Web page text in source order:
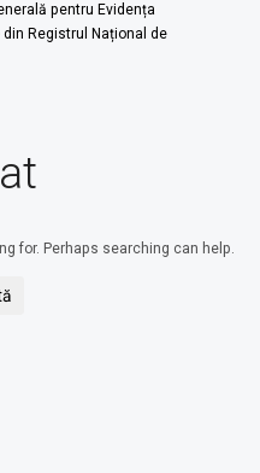
pentru Evidența
Registrul Național de
for. Perhaps searching can help.